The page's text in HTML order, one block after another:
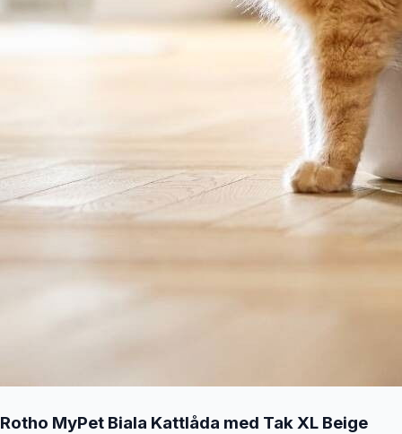
Rotho MyPet Biala Kattlåda med Tak XL Beige